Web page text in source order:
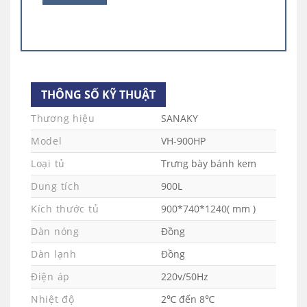
Dàn lạnh đồng, làm lạnh hiệu quả
giúp máy làm lạnh nhanh và sâu hơn, từ đó
giúp tiết kiệm điện năng. Ngoài ra đây cũng là
loại dàn lạnh có khả năng làm lạnh nhanh và
ổn định so với dàn lạnh bằng nhôm. Nhiệt độ
trong tủ luôn được duy trì trong ngưỡng dưới
10 độ C, trên 0 độ C, lan tỏa khắp các ngóc
ngách trong tủ.
THÔNG SỐ KỸ THUẬT
Thương hiệu
SANAKY
Model
VH-900HP
Loại tủ
Trưng bày bánh kem
Dung tích
900L
Kích thước tủ
900*740*1240( mm )
Dàn nóng
Đồng
Dàn lạnh
Đồng
Điện áp
220v/50Hz
Nhiệt độ
2℃ đến 8℃